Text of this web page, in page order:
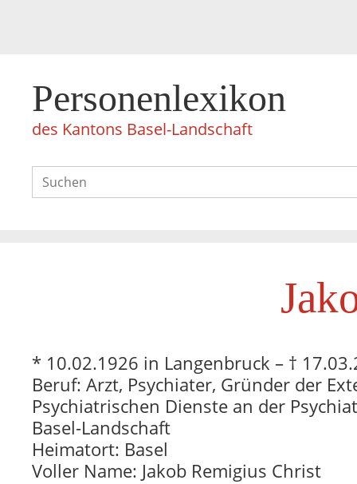
Personenlexikon
des Kantons Basel-Landschaft
* 10.02.1926 in Langenbruck – †
Beruf: Arzt, Psychiater, Gründer der
Psychiatrischen Dienste an der
Basel-Landschaft
Heimatort: Basel
Voller Name: Jakob Remigius Christ